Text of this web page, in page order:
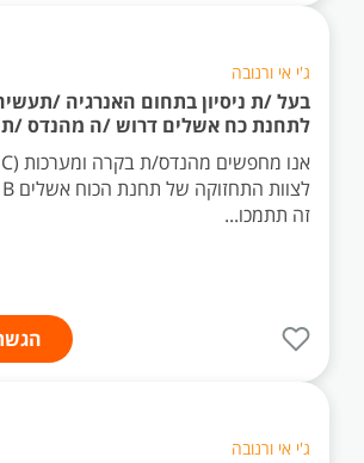
ג'י אי ורנובה
בעל /ת ניסיון בתחום האנרגיה /
לתחנת כח אשלים דרוש /ה מהנדס /ת
זה תתמכו...
ג'י אי ורנובה